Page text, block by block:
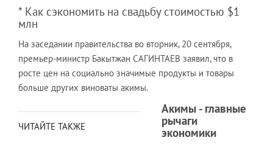
* Как сэкономить на свадьбу стоимостью $1
млн
На заседании правительства во вторник, 20 сентября,
премьер-министр Бакытжан САГИНТАЕВ заявил, что в
росте цен на социально значимые продукты и товары
больше других виноваты акимы.
ЧИТАЙТЕ ТАКЖЕ
Акимы - главные
рычаги
экономики